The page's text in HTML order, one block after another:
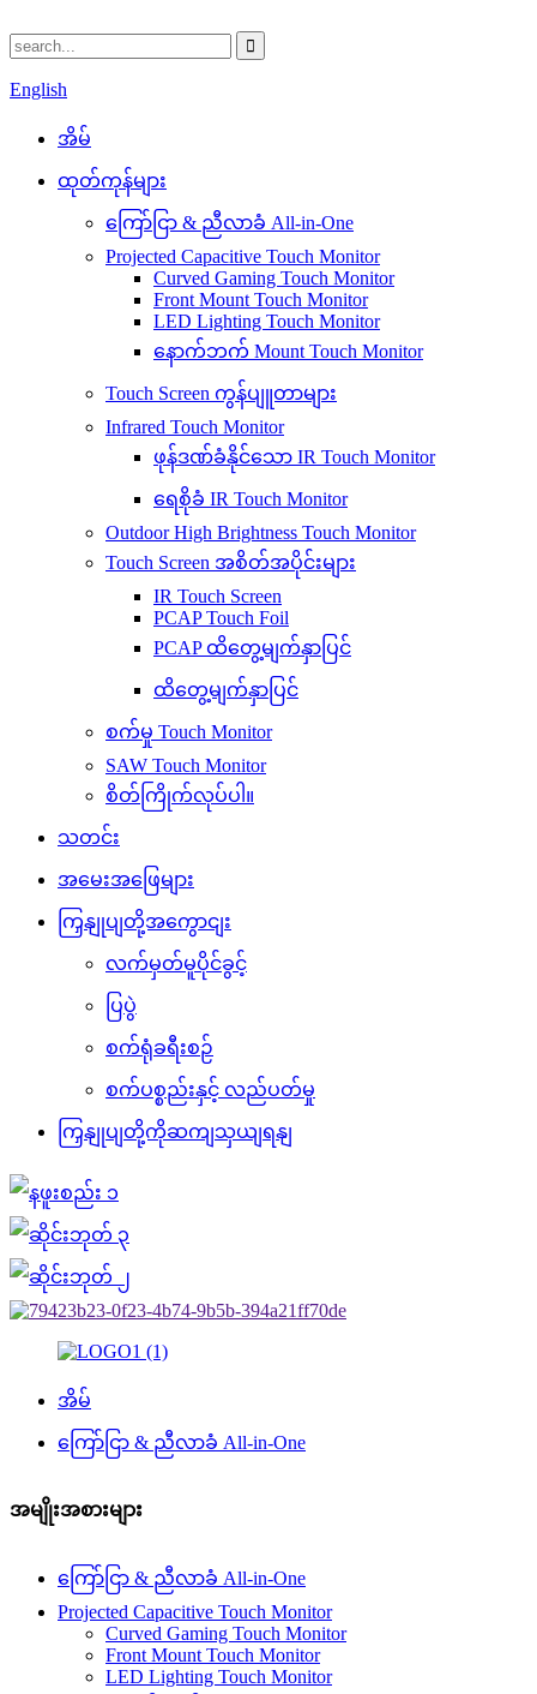
English
အိမ်
ထုတ်ကုန်များ
ကြော်ငြာ & ညီလာခံ All-in-One
Projected Capacitive Touch Monitor
Curved Gaming Touch Monitor
Front Mount Touch Monitor
LED Lighting Touch Monitor
နောက်ဘက် Mount Touch Monitor
Touch Screen ကွန်ပျူတာများ
Infrared Touch Monitor
ဖုန်ဒဏ်ခံနိုင်သော IR Touch Monitor
ရေစိုခံ IR Touch Monitor
Outdoor High Brightness Touch Monitor
Touch Screen အစိတ်အပိုင်းများ
IR Touch Screen
PCAP Touch Foil
PCAP ထိတွေ့မျက်နှာပြင်
ထိတွေ့မျက်နှာပြင်
စက်မှု Touch Monitor
SAW Touch Monitor
စိတ်ကြိုက်လုပ်ပါ။
သတင်း
အမေးအဖြေများ
ကြှနျုပျတို့အကွောငျး
လက်မှတ်မူပိုင်ခွင့်
ပြပွဲ
စက်ရုံခရီးစဉ်
စက်ပစ္စည်းနှင့် လည်ပတ်မှု
ကြှနျုပျတို့ကိုဆကျသှယျရနျ
အိမ်
ကြော်ငြာ & ညီလာခံ All-in-One
အမျိုးအစားများ
ကြော်ငြာ & ညီလာခံ All-in-One
Projected Capacitive Touch Monitor
Curved Gaming Touch Monitor
Front Mount Touch Monitor
LED Lighting Touch Monitor